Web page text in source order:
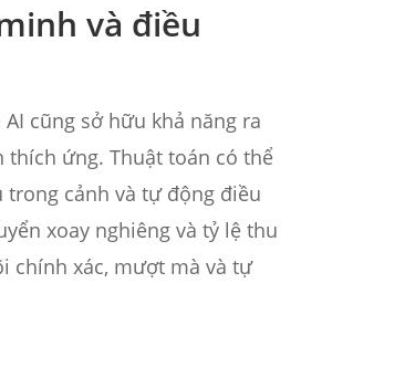
và điều
cũng sở hữu khả năng ra
ứng. Thuật toán có thể
cảnh và tự động điều
xoay nghiêng và tỷ lệ thu
chính xác, mượt mà và tự